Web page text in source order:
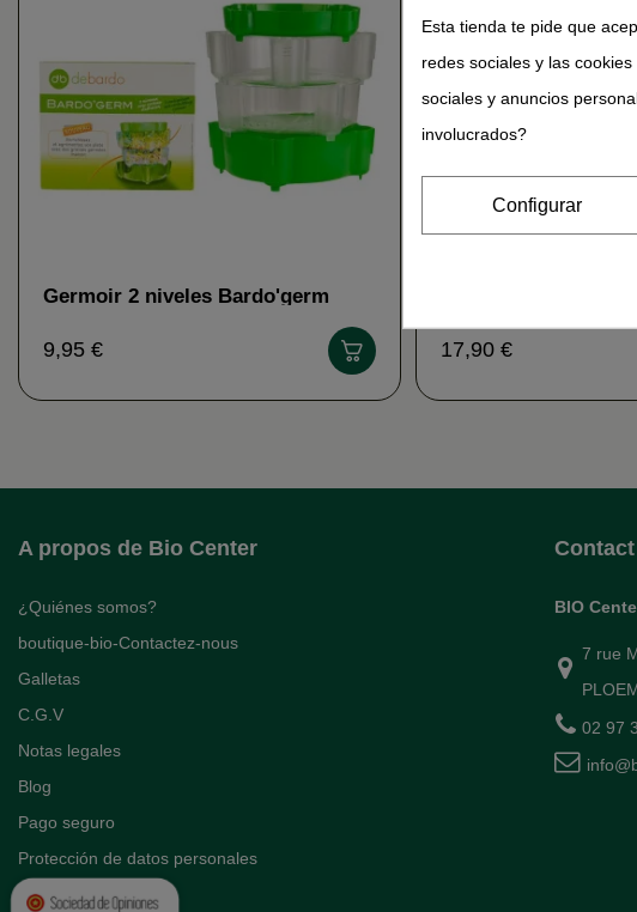
Germoir 2 niveles Bardo'germ
9,95 € 17,90 €
A propos de Bio Center
¿Quiénes somos?
boutique-bio-Contactez-nous
Galletas
C.G.V
Notas legales
Blog
Pago seguro
Protección de datos personales
BIO
7 rue
02 97
Esta tienda te pide que
redes sociales y las
sociales y anuncios
involucrados?
Configurar